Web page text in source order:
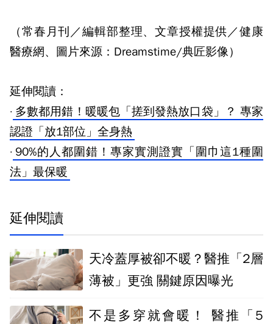
（常春月刊／編輯部整理、文章授權提供／健康
醫療網、圖片來源：Dreamstime/典匠影像）
延伸閱讀：
· 多數都用錯！暖暖包「搓到發熱放口袋」？ 專家
認證「放1部位」全身熱
· 90%的人都圍錯！專家實測證實「圍巾這1種圍
法」最保暖
延伸閱讀
天冷蓋厚被卻不暖？醫推「2層
薄被」更強 關鍵原因曝光
不是多穿就會暖！ 醫推「5